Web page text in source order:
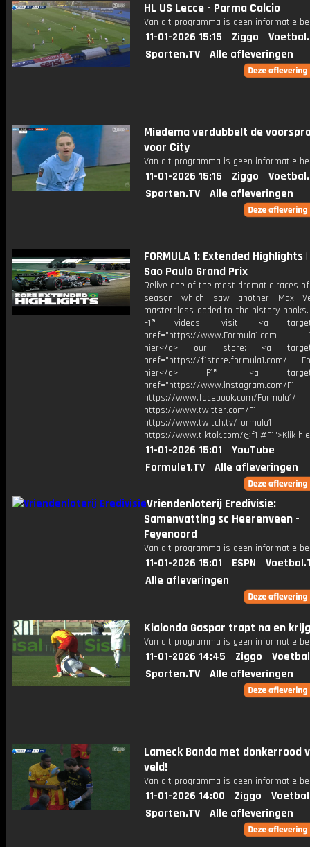
HL US Lecce - Parma Calcio
Van dit programma is geen informatie
11-01-2026 15:15 Ziggo
Sporten.TV
Alle afleveringen
Miedema verdubbelt de
voor City
Van dit programma is geen informatie
11-01-2026 15:15 Ziggo
Sporten.TV
Alle afleveringen
FORMULA 1: Extended Highlights
Sao Paulo Grand Prix
Relive one of the most dramatic races
season which saw another Max
masterclass added to the history
F1® videos, visit: <a
href="https://www.Formula1.com
hier</a> our store: <a
href="https://f1store.formula1.com/
hier</a> F1®: <a
href="https://www.instagram.com/F1
https://www.facebook.com/Formula1/
https://www.twitter.com/F1
https://www.twitch.tv/formula1
https://www.tiktok.com/@f1 #F1">Klik
11-01-2026 15:01
YouTube
Formule1.TV
Alle afleveringen
Vriendenloterij Eredivisie:
Samenvatting sc Heerenveen -
Feyenoord
Van dit programma is geen informatie
11-01-2026 15:01 ESPN
Alle afleveringen
Kialonda Gaspar trapt na en
Van dit programma is geen informatie
11-01-2026 14:45 Ziggo
Sporten.TV
Alle afleveringen
Lameck Banda met donkerrood
veld!
Van dit programma is geen informatie
11-01-2026 14:00 Ziggo
Sporten.TV
Alle afleveringen